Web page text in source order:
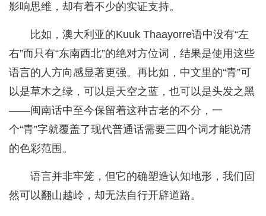
影响思维，却有着不少的实证支持。
比如，澳大利亚的Kuuk Thaayorre语中没有“左
右”而只有“东南西北”的绝对方位词，结果是使用这些
语言的人方向感显著更强。再比如，中文里的“青”可
以是草木之绿，可以是天空之蓝，也可以是头发之黑
——闽南话中至今保留着这种古老的不分，一
个“青”字就覆盖了现代普通话需要三四个词才能说清
的色彩范围。
语言并非牢笼，但它的确塑造认知地形，我们固
然可以翻山越岭，却无法自行开辟道路。